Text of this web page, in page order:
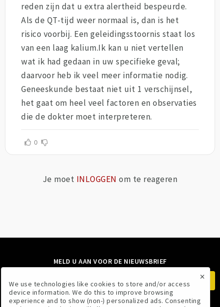
reden zijn dat u extra alertheid bespeurde.
Als de QT-tijd weer normaal is, dan is het
risico voorbij. Een geleidingsstoornis staat los
van een laag kalium.Ik kan u niet vertellen
wat ik had gedaan in uw specifieke geval;
daarvoor heb ik veel meer informatie nodig.
Geneeskunde bestaat niet uit 1 verschijnsel,
het gaat om heel veel factoren en observaties
die de dokter moet interpreteren.
0
Je moet INLOGGEN om te reageren
MELD U AAN VOOR DE NIEUWSBRIEF
×
We use technologies like cookies to store and/or access
device information. We do this to improve browsing
experience and to show (non-) personalized ads. Consenting